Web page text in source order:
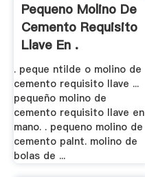
Pequeno Molino De
Cemento Requisito
Llave En .
. peque ntilde o molino de
cemento requisito llave ...
pequeño molino de
cemento requisito llave en
mano. . pequeno molino de
cemento palnt. molino de
bolas de ...